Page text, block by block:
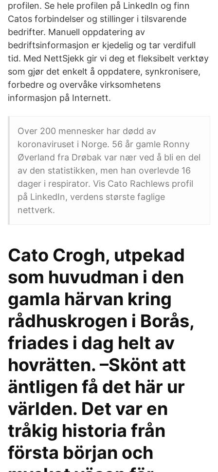
profilen. Se hele profilen på LinkedIn og finn
Catos forbindelser og stillinger i tilsvarende
bedrifter. Manuell oppdatering av
bedriftsinformasjon er kjedelig og tar verdifull
tid. Med NettSjekk gir vi deg et fleksibelt verktøy
som gjør det enkelt å oppdatere, synkronisere,
forbedre og overvåke virksomhetens
informasjon på Internett.
Over 200 mennesker har dødd av
koronaviruset i Norge. 56 år gamle Ronny
Øverland fra Drøbak var nær ved å bli en del
av den statistikken, men han overlevde 16
dager i respirator. Vis Cato Rachlews profil
på LinkedIn, verdens største faglige
nettverk.
Cato Crogh, utpekad
som huvudman i den
gamla härvan kring
rådhuskrogen i Borås,
friades i dag helt av
hovrätten. –Skönt att
äntligen få det här ur
världen. Det var en
tråkig historia från
första början och